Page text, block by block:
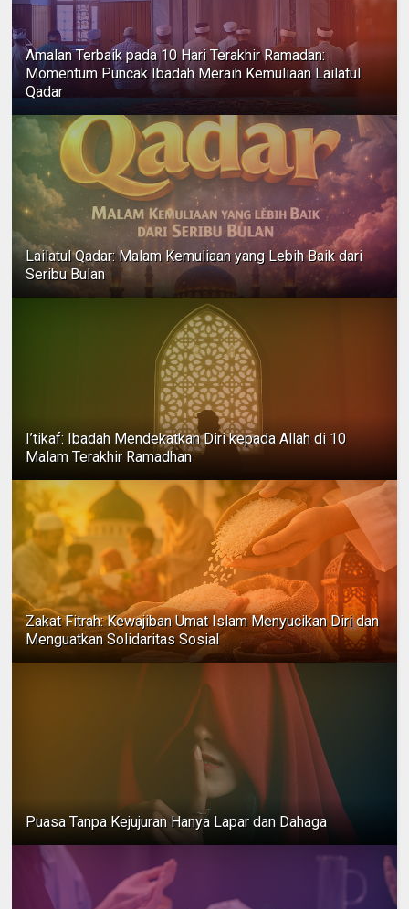
Amalan Terbaik pada 10 Hari Terakhir Ramadan:
Momentum Puncak Ibadah Meraih Kemuliaan Lailatul
Qadar
Lailatul Qadar: Malam Kemuliaan yang Lebih Baik dari
Seribu Bulan
I’tikaf: Ibadah Mendekatkan Diri kepada Allah di 10
Malam Terakhir Ramadhan
Zakat Fitrah: Kewajiban Umat Islam Menyucikan Diri dan
Menguatkan Solidaritas Sosial
Puasa Tanpa Kejujuran Hanya Lapar dan Dahaga